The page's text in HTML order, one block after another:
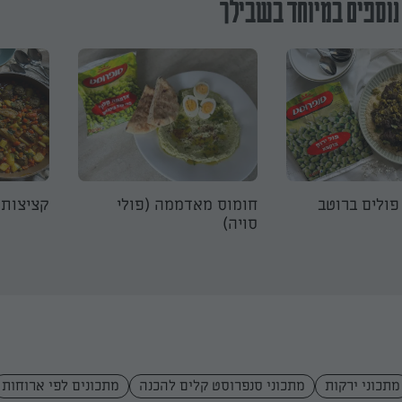
במיוחד בשבילך
ברוטב
חומוס מאדממה (פולי
סויה)
מתכוני ירקות מתכוני סנפרוסט קלים להכנה מתכונים לפי ארוחות